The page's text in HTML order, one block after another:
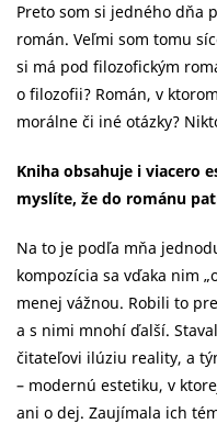
Preto som si jedného dňa
román. Veľmi som tomu
si má pod filozofickým
o filozofii? Román, v
morálne či iné otázky?
Kniha obsahuje i viacero
myslíte, že do románu
Na to je podľa mňa
kompozícia sa vďaka nim
menej vážnou. Robili to
a s nimi mnohí ďalší.
čitateľovi ilúziu reality, a
– modernú estetiku, v
ani o dej. Zaujímala ich